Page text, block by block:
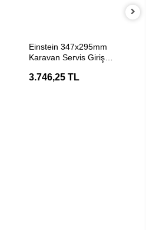
Einstein 347x295mm
Karavan Servis Giriş
3.746,25 TL